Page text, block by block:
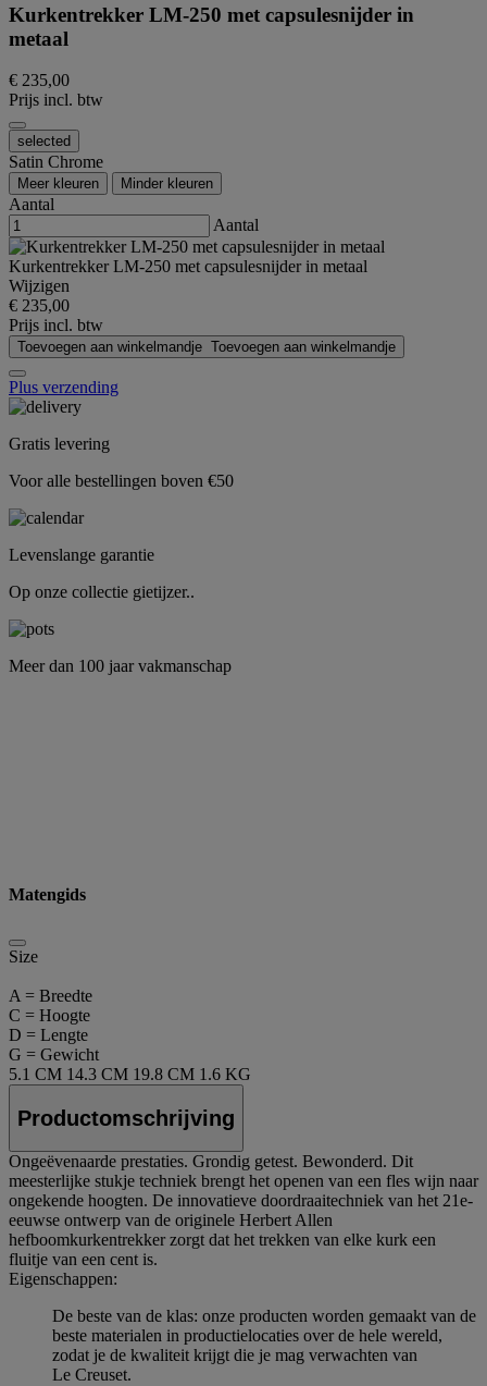
Kurkentrekker LM-250 met capsulesnijder in
metaal
€ 235,00
Prijs incl. btw
selected
Satin Chrome
Meer kleuren Minder kleuren
Aantal
Aantal
Kurkentrekker LM-250 met capsulesnijder in metaal
Wijzigen
€ 235,00
Prijs incl. btw
Toevoegen aan winkelmandje Toevoegen aan winkelmandje
Plus verzending
Gratis levering
Voor alle bestellingen boven €50
Levenslange garantie
Op onze collectie gietijzer..
Meer dan 100 jaar vakmanschap
Matengids
Size
A = Breedte
C = Hoogte
D = Lengte
G = Gewicht
5.1 CM 14.3 CM 19.8 CM 1.6 KG
Productomschrijving
Ongeëvenaarde prestaties. Grondig getest. Bewonderd. Dit
meesterlijke stukje techniek brengt het openen van een fles wijn naar
ongekende hoogten. De innovatieve doordraaitechniek van het 21e-
eeuwse ontwerp van de originele Herbert Allen
hefboomkurkentrekker zorgt dat het trekken van elke kurk een
fluitje van een cent is.
Eigenschappen:
De beste van de klas: onze producten worden gemaakt van de
beste materialen in productielocaties over de hele wereld,
zodat je de kwaliteit krijgt die je mag verwachten van
Le Creuset.